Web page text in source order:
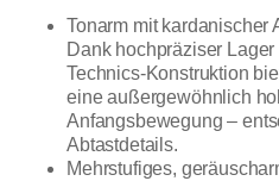
Tonarm mit kardanischer
Dank hochpräziser
Technics-Konstruktion
eine außergewöhnlich
Anfangsbewegung –
Abtastdetails.
Mehrstufiges,